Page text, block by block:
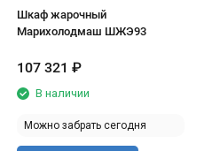
Шкаф жарочный
Марихолодмаш ШЖЭ93
107 321 ₽
В наличии
Можно забрать сегодня